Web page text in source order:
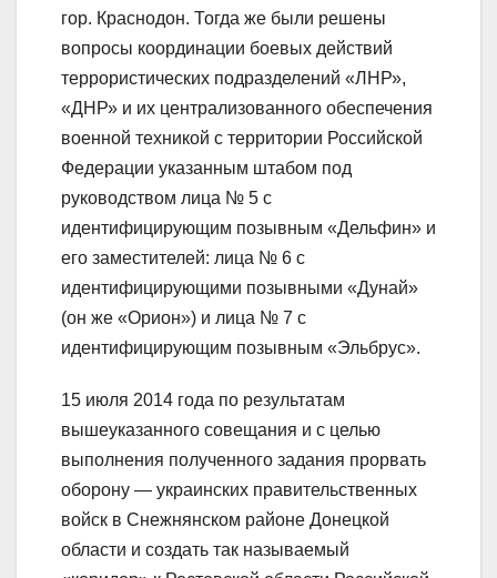
гор. Краснодон. Тогда же были решены
вопросы координации боевых действий
террористических подразделений «ЛНР»,
«ДНР» и их централизованного обеспечения
военной техникой с территории Российской
Федерации указанным штабом под
руководством лица № 5 с
идентифицирующим позывным «Дельфин» и
его заместителей: лица № 6 с
идентифицирующими позывными «Дунай»
(он же «Орион») и лица № 7 с
идентифицирующим позывным «Эльбрус».
15 июля 2014 года по результатам
вышеуказанного совещания и с целью
выполнения полученного задания прорвать
оборону — украинских правительственных
войск в Снежнянском районе Донецкой
области и создать так называемый